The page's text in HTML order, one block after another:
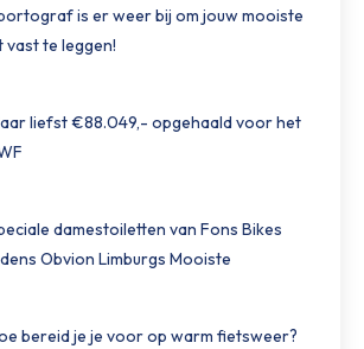
is er weer bij om jouw mooiste
vast te leggen!
liefst €88.049,- opgehaald voor het
damestoiletten van Fons Bikes
Obvion Limburgs Mooiste
bereid je je voor op warm fietsweer?